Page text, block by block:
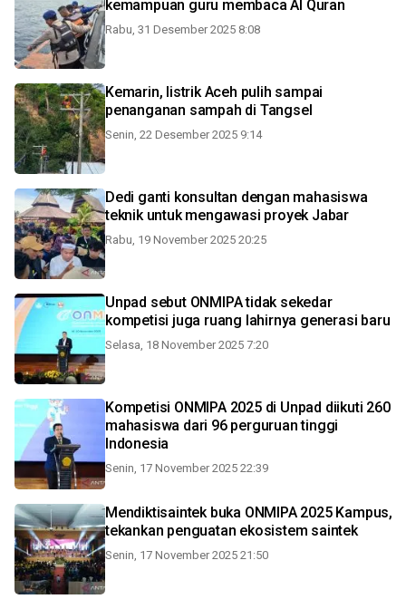
kemampuan guru membaca Al Quran
Rabu, 31 Desember 2025 8:08
Kemarin, listrik Aceh pulih sampai
penanganan sampah di Tangsel
Senin, 22 Desember 2025 9:14
Dedi ganti konsultan dengan mahasiswa
teknik untuk mengawasi proyek Jabar
Rabu, 19 November 2025 20:25
Unpad sebut ONMIPA tidak sekedar
kompetisi juga ruang lahirnya generasi baru
Selasa, 18 November 2025 7:20
Kompetisi ONMIPA 2025 di Unpad diikuti 260
mahasiswa dari 96 perguruan tinggi
Indonesia
Senin, 17 November 2025 22:39
Mendiktisaintek buka ONMIPA 2025 Kampus,
tekankan penguatan ekosistem saintek
Senin, 17 November 2025 21:50